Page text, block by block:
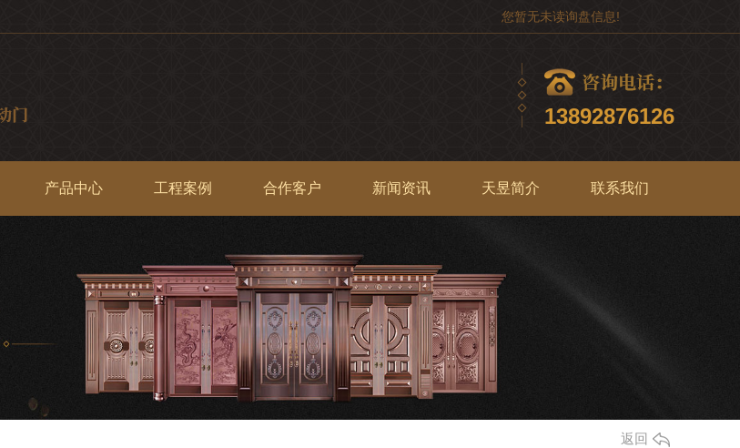
您暂无未读询盘信息!
13892876126
产品中心 工程案例 合作客户 新闻资讯 天昱简介 联系我们
返回